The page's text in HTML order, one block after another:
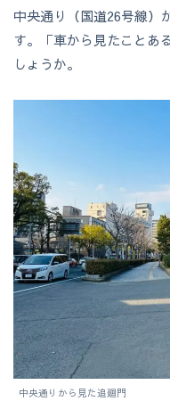
中央通り（国道26号線）
す。「車から見たことあ
しょうか。
中央通りから見た追廻門